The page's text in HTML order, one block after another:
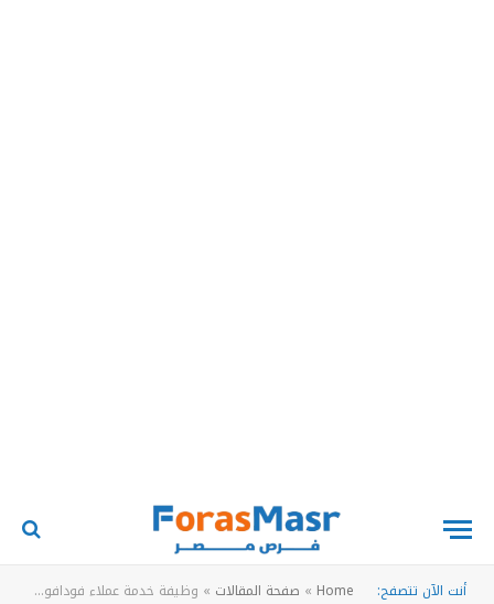
أنت الآن تتصفح: Home
» صفحة المقالات » وظيفة خدمة عملاء فودافون بنظام عن بعد في 2026 (VOIS مصر) – قدم الآن